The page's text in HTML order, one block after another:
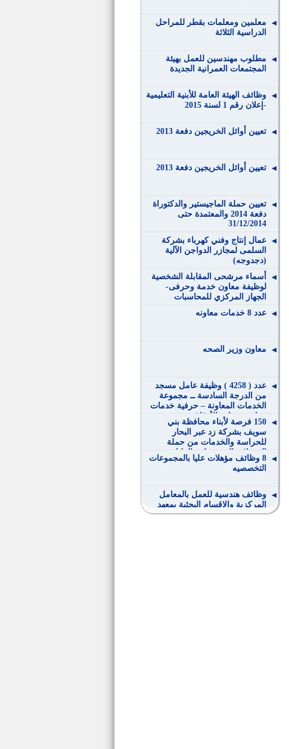
معلمين ومعلمات بقطر للمراحل
الدراسية الثلاثة
مطلوب مهندسين للعمل بهيئة
المجتمعات العمرانية الجديدة
وظائف الهيئة العامة للأبنية التعليمية
-إعلان رقم 1 لسنة 2015
تعيين أوائل الخريجين دفعة 2013
تعيين أوائل الخريجين دفعة 2013
تعيين حملة الماجيستير والدكتوراة
دفعة 2014 والمعتمدة حتى
31/12/2014
عمال إنتاج وفني كهرباء بشركة
السلمى لمجازر الدواجن الآلية
(دجدوجه)
أسماء مرشحى المقابلة الشخصية
لوظيفة معاون خدمة وحرفى-
الجهاز المركزي للمحاسبات
عدد 8 خدمات معاونه
معاون وزير الصحه
عدد ( 4258 ) وظيفة عامل مسجد
من الدرجة السادسة ــ مجموعة
الخدمات المعاونة – حرفية خدمات
معاونة بوزارة الأوقاف
150 فرصة لأبناء محافظة بني
سويف بشركة زد عبر البحار
للحراسة والخدمات من حملة
المؤهلات المتوسطة والعليا
8 وظائف مؤهلات عليا بالمجموعات
التخصصيه
وظائف هندسية للعمل بالمعامل
المركزية والاقسام البحثية بمعهد
بحوث الالكترونيات